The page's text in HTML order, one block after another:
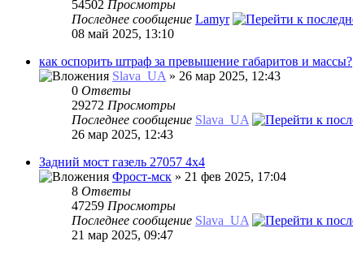
54502 Просмотры
Последнее сообщение Lamyr
08 май 2025, 13:10
как оспорить штраф за превышение габаритов и массы?
Slava_UA » 26 мар 2025, 12:43
0 Ответы
29272 Просмотры
Последнее сообщение Slava_UA
26 мар 2025, 12:43
Задний мост газель 27057 4х4
Фрост-мск » 21 фев 2025, 17:04
8 Ответы
47259 Просмотры
Последнее сообщение Slava_UA
21 мар 2025, 09:47